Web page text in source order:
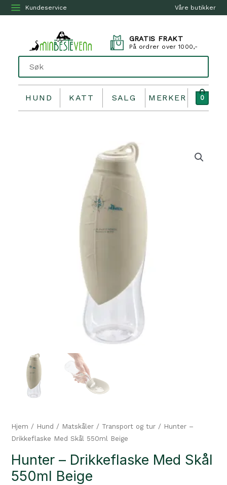
Våre butikker
Kundeservice
GRATIS FRAKT
På ordrer over 1000,-
HUND KATT SALG MERKER 0
Hjem / Hund / Matskåler / Transport og tur / Hunter –
Drikkeflaske Med Skål 550ml Beige
Hunter – Drikkeflaske Med Skål
550ml Beige